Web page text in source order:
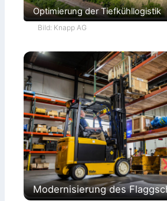
Optimierung der Tiefkühllogistik
Bild: Knapp AG
Modernisierung des